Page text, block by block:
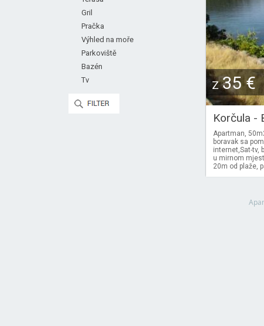
Gril
Pračka
Výhled na moře
Parkoviště
Bazén
Tv
Z35 €
Korčula -
Apartman,
boravak sa
internet,Sat-tv,
u mirnom
20m od plaže,